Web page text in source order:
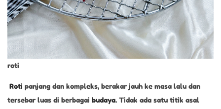
roti
Roti panjang dan kompleks, berakar jauh ke masa lalu dan
tersebar luas di berbagai budaya. Tidak ada satu titik asal